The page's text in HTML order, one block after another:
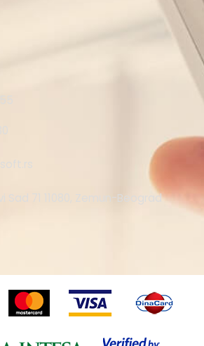
Sad 71 11080, Zemun-Beograd